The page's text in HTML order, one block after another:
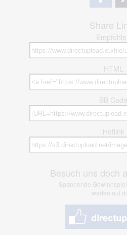
Share
HTML
BB Code
Hotlink
Besuch uns doch
Spannende
warten auf